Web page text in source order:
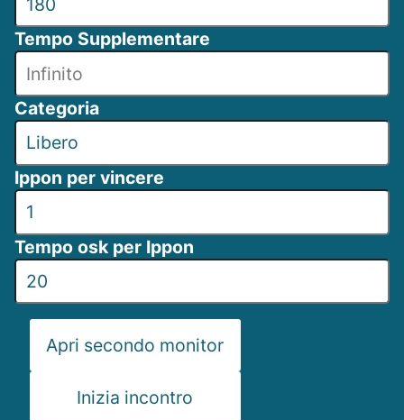
Tempo Supplementare
Categoria
Ippon per vincere
Tempo osk per Ippon
Apri secondo monitor
Inizia incontro